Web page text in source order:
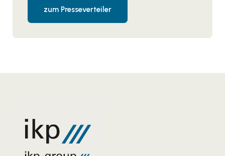
zum Presseverteiler